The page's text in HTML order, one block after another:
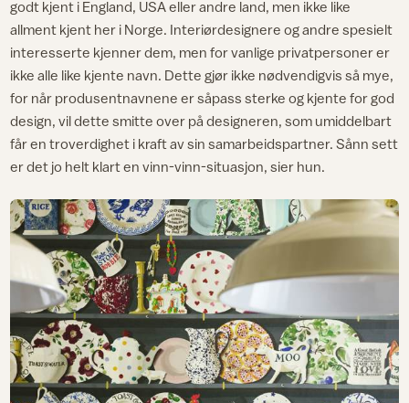
godt kjent i England, USA eller andre land, men ikke like
allment kjent her i Norge. Interiørdesignere og andre spesielt
interesserte kjenner dem, men for vanlige privatpersoner er
ikke alle like kjente navn. Dette gjør ikke nødvendigvis så mye,
for når produsentnavnene er såpass sterke og kjente for god
design, vil dette smitte over på designeren, som umiddelbart
får en troverdighet i kraft av sin samarbeidspartner. Sånn sett
er det jo helt klart en vinn-vinn-situasjon, sier hun.